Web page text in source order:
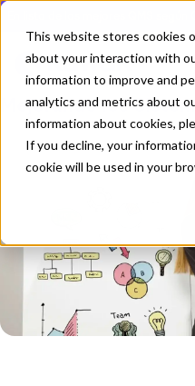
This website stores cookies
about your interaction with
information to improve and
analytics and metrics about
information about cookies,
If you decline, your
cookie will be used in your
Mejorando los